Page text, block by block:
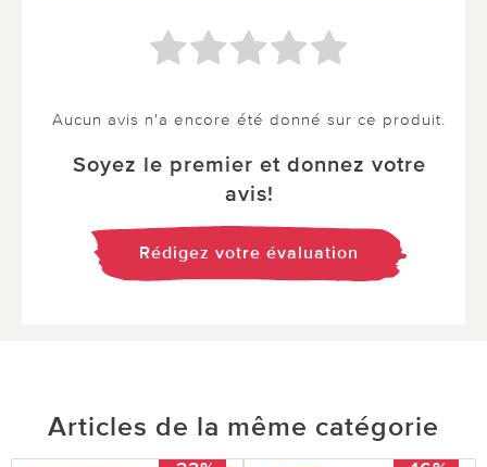
Aucun avis n'a encore été donné sur ce produit.
Soyez le premier et donnez votre
avis!
Rédigez votre évaluation
Articles de la même catégorie